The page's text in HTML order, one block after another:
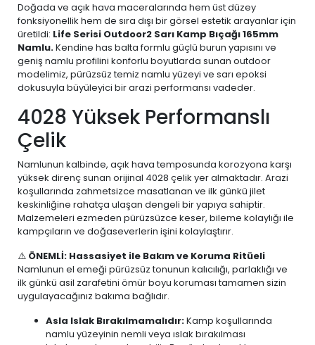
Doğada ve açık hava maceralarında hem üst düzey
fonksiyonellik hem de sıra dışı bir görsel estetik arayanlar için
üretildi: Life Serisi Outdoor2 Sarı Kamp Bıçağı 165mm
Namlu.Kendine has balta formlu güçlü burun yapısını ve
geniş namlu profilini konforlu boyutlarda sunan outdoor
modelimiz, pürüzsüz temiz namlu yüzeyi ve sarı epoksi
dokusuyla büyüleyici bir arazi performansı vadeder.
4028 Yüksek Performanslı
Çelik
Namlunun kalbinde, açık hava temposunda korozyona karşı
yüksek direnç sunan orijinal 4028 çelik yer almaktadır. Arazi
koşullarında zahmetsizce masatlanan ve ilk günkü jilet
keskinliğine rahatça ulaşan dengeli bir yapıya sahiptir.
Malzemeleri ezmeden pürüzsüzce keser, bileme kolaylığı ile
kampçıların ve doğaseverlerin işini kolaylaştırır.
⚠️ ÖNEMLİ: Hassasiyet ile Bakım ve Koruma Ritüeli
Namlunun el emeği pürüzsüz tonunun kalıcılığı, parlaklığı ve
ilk günkü asil zarafetini ömür boyu koruması tamamen sizin
uygulayacağınız bakıma bağlıdır.
Asla Islak Bırakılmamalıdır:Kamp koşullarında
namlu yüzeyinin nemli veya ıslak bırakılması